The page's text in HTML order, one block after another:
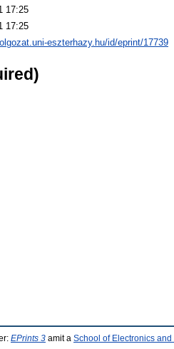
17:25
17:25
eszterhazy.hu/id/eprint/17739
EPrints 3 amit a School of Electronics